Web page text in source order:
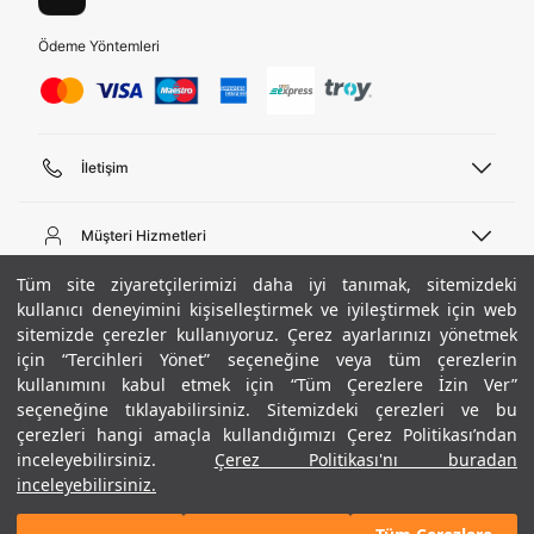
Tüm site ziyaretçilerimizi daha iyi tanımak, sitemizdeki
kullanıcı deneyimini kişiselleştirmek ve iyileştirmek için web
sitemizde çerezler kullanıyoruz. Çerez ayarlarınızı yönetmek
için “Tercihleri Yönet” seçeneğine veya tüm çerezlerin
kullanımını kabul etmek için “Tüm Çerezlere İzin Ver”
seçeneğine tıklayabilirsiniz. Sitemizdeki çerezleri ve bu
çerezleri hangi amaçla kullandığımızı Çerez Politikası’ndan
inceleyebilirsiniz.
Çerez Politikası'nı buradan
inceleyebilirsiniz.
/ Neon Sarı
+ 1 Renk
Ödeme Yöntemleri
İletişim
444 02 00
Pazartesi - Cuma 09:00 - 18:00
E-posta
bilgi@underarmour.com
Müşteri Hizmetleri
Sipariş Sorgulama
Bize Ulaşın
Teslimat Bilgileri
İşlem Rehberi
İade ve Değişimler
Sıkça Sorulan Sorular
Beden Rehberi
Site Haritası
Hakkımızda
Ticari Bilgiler
Hükümler ve Koşullar
Gizlilik Politikası
Çerez Politikası
Kariyer
ETBİS
UA Sosyal Medya
Instagram
Facebook
Twitter
Popüler Kategoriler
Erkek Basketbol Ayakkabısı
Çocuk Basketbol Ayakkabısı